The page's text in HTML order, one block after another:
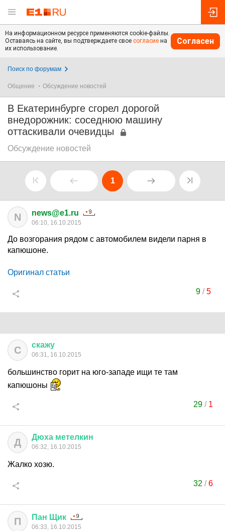
На информационном ресурсе применяются cookie-файлы.
Оставаясь на сайте, вы подтверждаете свое согласие на
их использование.
Согласен
Поиск по форумам
Общение Обсуждение новостей
В Екатеринбурге сгорел дорогой
внедорожник: соседнюю машину
оттаскивали очевидцы
Обсуждение новостей
1
N news@e1.ru
06:10, 16.10.2015
До возгорания рядом с автомобилем видели парня в
капюшоне.
Оригинал статьи
9/5
С скажу
06:31, 16.10.2015
большинство горит на юго-западе ищи те там
капюшоны
29 / 1
Д Дюха метелкин
06:32, 16.10.2015
Жалко хозю.
32 /6
П Пан Щик
06:33, 16.10.2015